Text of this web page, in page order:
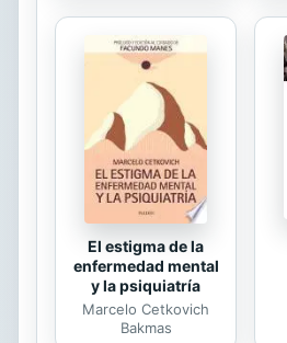
El estigma de la
enfermedad mental
y la psiquiatría
Marcelo Cetkovich
Bakmas